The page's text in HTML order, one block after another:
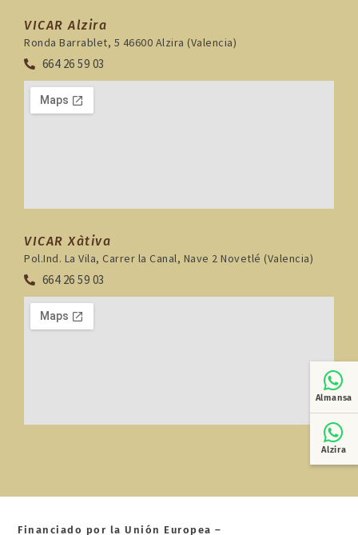
Almansa
Alzira
VICAR Alzira
Ronda Barrablet, 5 46600 Alzira (Valencia)
664 26 59 03
VICAR Xàtiva
Pol.Ind. La Vila, Carrer la Canal, Nave 2 Novetlé (Valencia)
664 26 59 03
Financiado por la Unión Europea –